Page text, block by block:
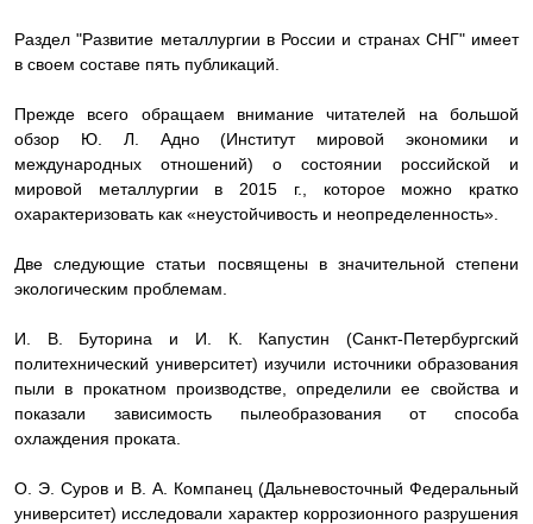
Раздел "Развитие металлургии в России и странах СНГ" имеет
в своем составе пять публикаций.
Прежде всего обращаем внимание читателей на большой
обзор Ю. Л. Адно (Институт мировой экономики и
международных отношений) о состоянии российской и
мировой металлургии в 2015 г., которое можно кратко
охарактеризовать как «неустойчивость и неопределенность».
Две следующие статьи посвящены в значительной степени
экологическим проблемам.
И. В. Буторина и И. К. Капустин (Санкт-Петербургский
политехнический университет) изучили источники образования
пыли в прокатном производстве, определили ее свойства и
показали зависимость пылеобразования от способа
охлаждения проката.
О. Э. Суров и В. А. Компанец (Дальневосточный Федеральный
университет) исследовали характер коррозионного разрушения